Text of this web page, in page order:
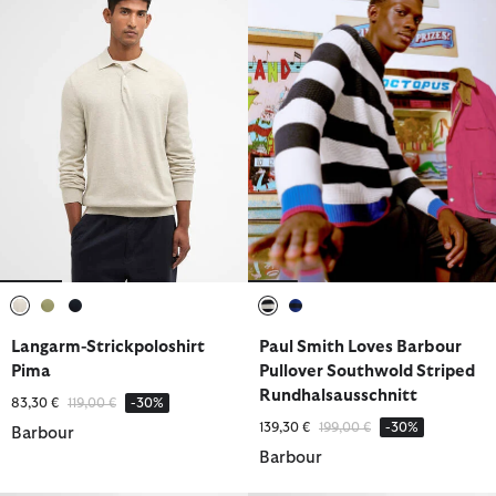
Langarm-Strickpoloshirt
Pima
83,30 € Reduziert von
119,00 €bis-30%
Barbour
Paul Smith Loves Barbour
Pullover Southwold Striped
Rundhalsausschnitt
139,30 € Reduziert von
199,00 €bis-30%
Barbour